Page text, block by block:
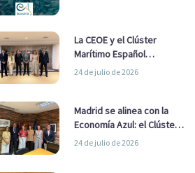
La CEOE y el Clúster
Marítimo Español
refuerzan su alianza para
24 de julio de 2026
Madrid se alinea con la
Economía Azul: el Clúster
Marítimo Español y la Real
24 de julio de 2026